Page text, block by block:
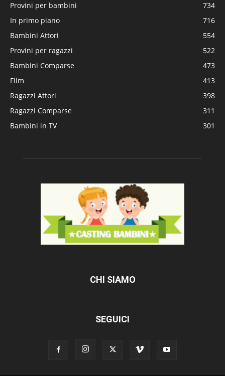
Provini per bambini
734
In primo piano
716
Bambini Attori
554
Provini per ragazzi
522
Bambini Comparse
473
Film
413
Ragazzi Attori
398
Ragazzi Comparse
311
Bambini in TV
301
CHI SIAMO
SEGUICI